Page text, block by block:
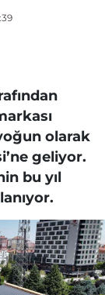
olarak
geliyor.
bu yıl